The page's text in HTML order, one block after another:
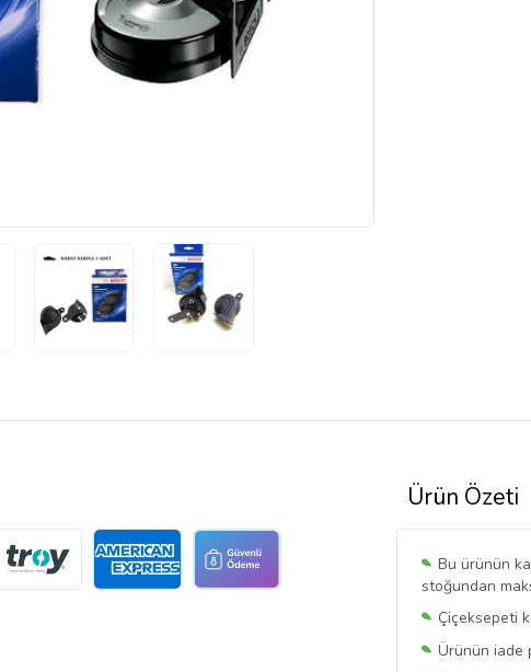
Ürün Özeti
Bu ürünün
stoğundan
Çiçeksepeti
Ürünün iade